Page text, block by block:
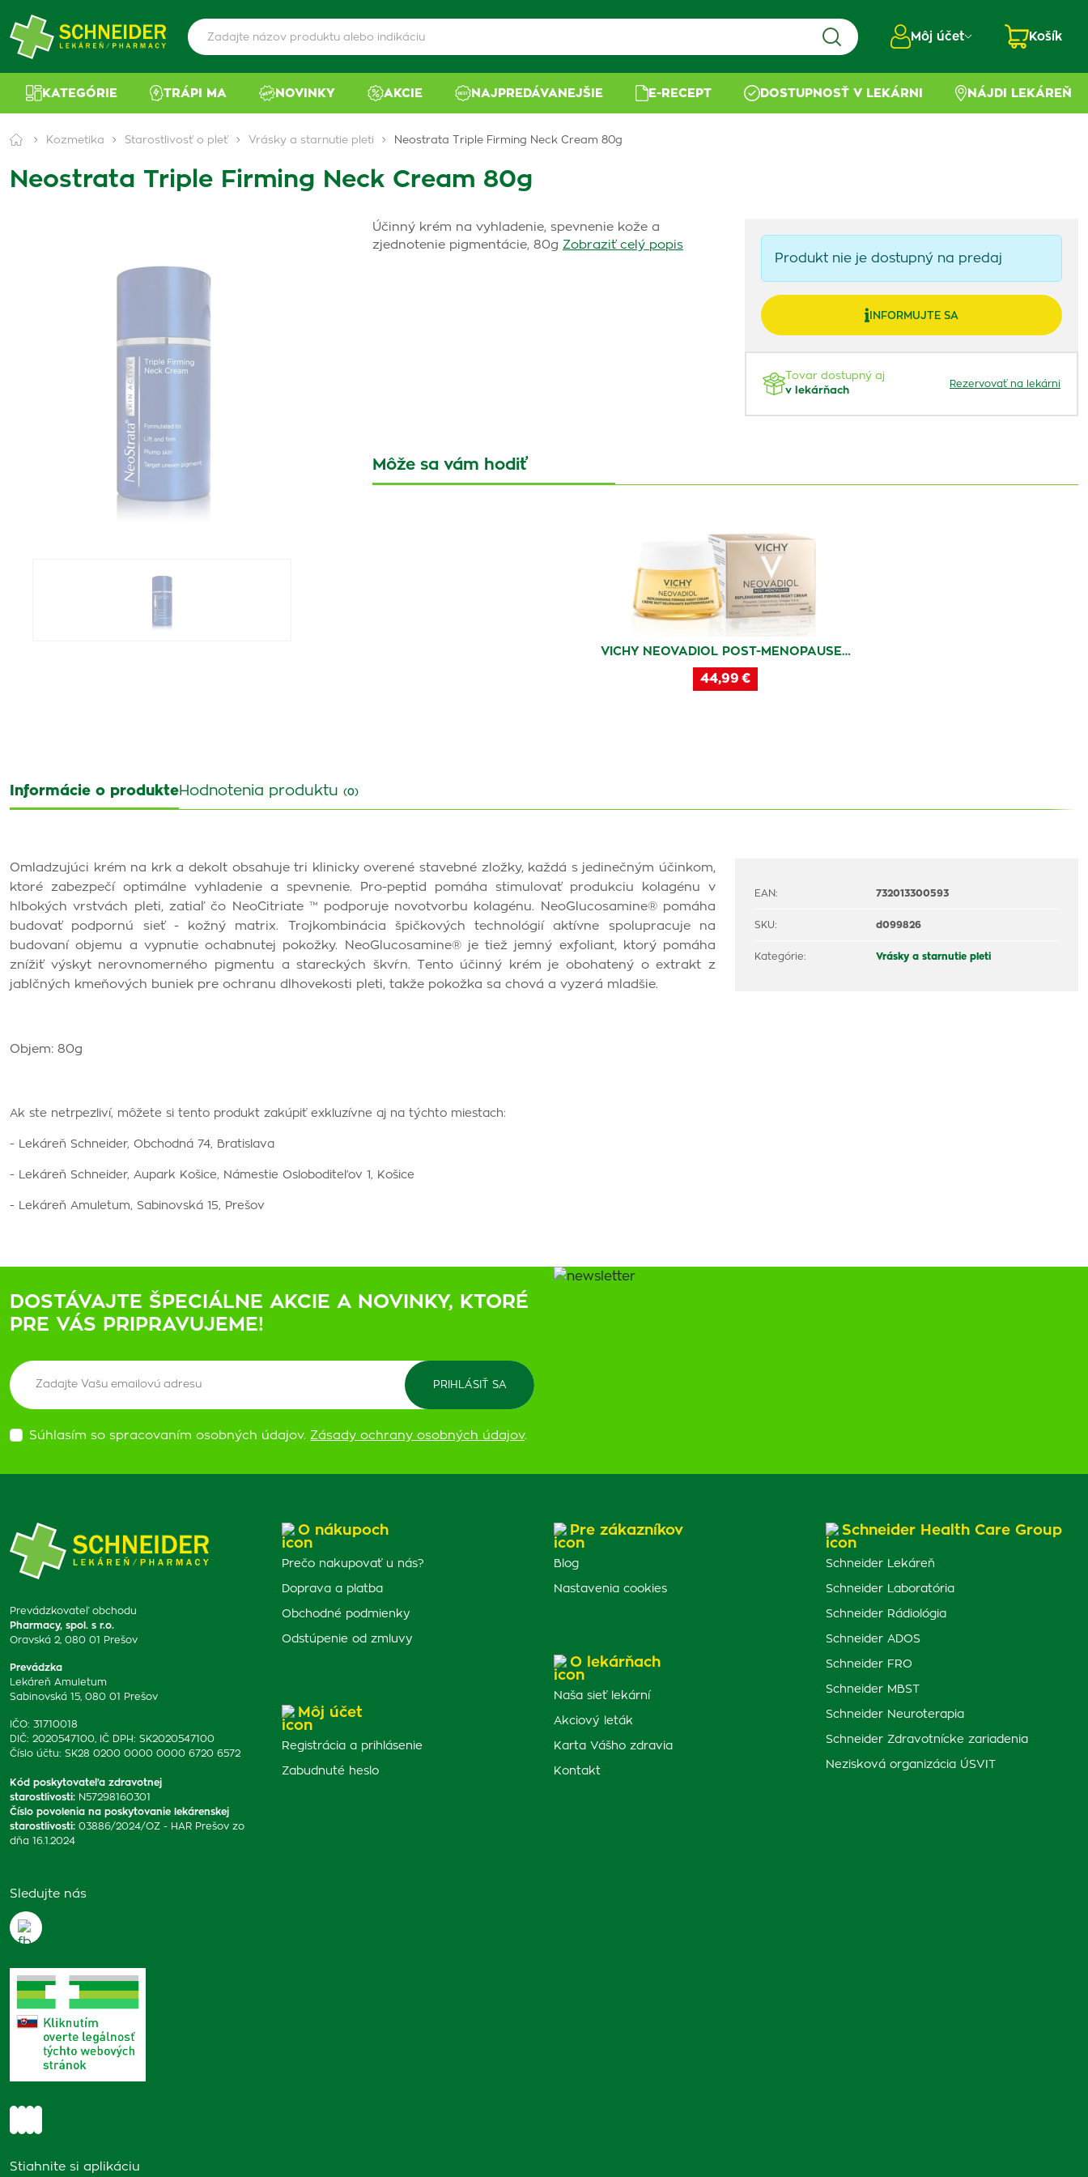
Môj účet Košík
KATEGÓRIE TRÁPI MA NOVINKY AKCIE NAJPREDÁVANEJŠIE E-RECEPT DOSTUPNOSŤ V LEKÁRNI NÁJDI LEKÁREŇ
Kozmetika Starostlivosť o pleť Vrásky a starnutie pleti Neostrata Triple Firming Neck Cream 80g
Neostrata Triple Firming Neck Cream 80g
Účinný krém na vyhladenie, spevnenie kože a
zjednotenie pigmentácie, 80g Zobraziť celý popis
Produkt nie je dostupný na predaj
INFORMUJTE SA
Tovar dostupný aj
v lekárňach
Rezervovať na lekárni
Môže sa vám hodiť
VICHY NEOVADIOL POST-MENOPAUSE…
44,99 €
Informácie o produkteHodnotenia produktu (0)
Omladzujúci krém na krk a dekolt obsahuje tri klinicky overené stavebné zložky, každá s jedinečným účinkom,
ktoré zabezpečí optimálne vyhladenie a spevnenie. Pro-peptid pomáha stimulovať produkciu kolagénu v
hlbokých vrstvách pleti, zatiaľ čo NeoCitriate ™ podporuje novotvorbu kolagénu. NeoGlucosamine® pomáha
budovať podpornú sieť - kožný matrix. Trojkombinácia špičkových technológií aktívne spolupracuje na
budovaní objemu a vypnutie ochabnutej pokožky. NeoGlucosamine® je tiež jemný exfoliant, ktorý pomáha
znížiť výskyt nerovnomerného pigmentu a stareckých škvŕn. Tento účinný krém je obohatený o extrakt z
jablčných kmeňových buniek pre ochranu dlhovekosti pleti, takže pokožka sa chová a vyzerá mladšie.
Objem: 80g
Ak ste netrpezliví, môžete si tento produkt zakúpiť exkluzívne aj na týchto miestach:
- Lekáreň Schneider, Obchodná 74, Bratislava
- Lekáreň Schneider, Aupark Košice, Námestie Osloboditeľov 1, Košice
- Lekáreň Amuletum, Sabinovská 15, Prešov
EAN: 732013300593
SKU: d099826
Kategórie: Vrásky a starnutie pleti
DOSTÁVAJTE ŠPECIÁLNE AKCIE A NOVINKY, KTORÉ
PRE VÁS PRIPRAVUJEME!
Súhlasím so spracovaním osobných údajov. Zásady ochrany osobných údajov.
Prevádzkovateľ obchodu
Pharmacy, spol. s r.o.
Oravská 2, 080 01 Prešov
Prevádzka
Lekáreň Amuletum
Sabinovská 15, 080 01 Prešov
IČO: 31710018
DIČ: 2020547100, IČ DPH: SK2020547100
Číslo účtu: SK28 0200 0000 0000 6720 6572
Kód poskytovateľa zdravotnej
starostlivosti: N57298160301
Číslo povolenia na poskytovanie lekárenskej
starostlivosti: 03886/2024/OZ - HAR Prešov zo
dňa 16.1.2024
Sledujte nás
Stiahnite si aplikáciu
O nákupoch
Prečo nakupovať u nás?
Doprava a platba
Obchodné podmienky
Odstúpenie od zmluvy
Môj účet
Registrácia a prihlásenie
Zabudnuté heslo
Pre zákazníkov
Blog
Nastavenia cookies
O lekárňach
Naša sieť lekární
Akciový leták
Karta Vášho zdravia
Kontakt
Schneider Health Care Group
Schneider Lekáreň
Schneider Laboratória
Schneider Rádiológia
Schneider ADOS
Schneider FRO
Schneider MBST
Schneider Neuroterapia
Schneider Zdravotnícke zariadenia
Nezisková organizácia ÚSVIT